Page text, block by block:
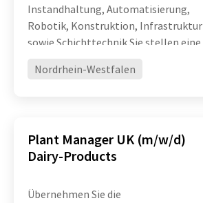
Instandhaltung, Automatisierung,
Robotik, Konstruktion, Infrastruktur
sowie Schichttechnik Sie stellen eine
Leistungsfähigkeit komplexer
Nordrhein-Westfalen
Plant Manager UK (m/w/d)
Dairy-Products
Übernehmen Sie die